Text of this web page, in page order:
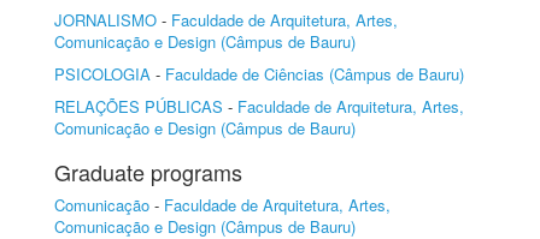
JORNALISMO - Faculdade de Arquitetura, Artes,
Comunicação e Design (Câmpus de Bauru)
PSICOLOGIA - Faculdade de Ciências (Câmpus de Bauru)
RELAÇÕES PÚBLICAS - Faculdade de Arquitetura, Artes,
Comunicação e Design (Câmpus de Bauru)
Graduate programs
Comunicação - Faculdade de Arquitetura, Artes,
Comunicação e Design (Câmpus de Bauru)